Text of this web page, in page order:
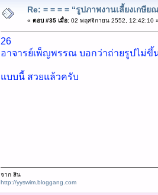
Re: = = = = “รูปภาพงานเลี้ยงเกษี
« ตอบ #35 เมื่อ:02 พฤศจิกายน 2552, 12:42:10
26
อาจารย์เพ็ญพรรณ บอกว่าถ่ายรูปไม่ขึ้
แบบนี้ สวยแล้วครับ
จาก สิน
http://yyswim.bloggang.com